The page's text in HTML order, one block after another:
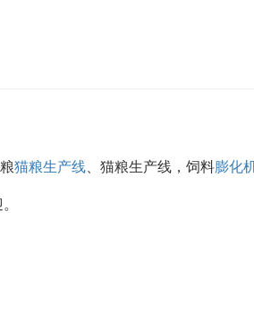
猫粮生产线 、猫粮生产线，饲料膨化